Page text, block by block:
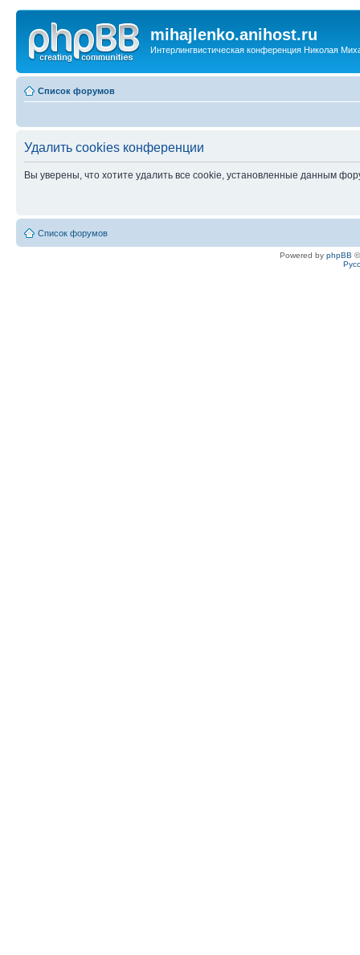
mihajlenko.anihost.ru
Интерлингвистическая конференция Николая
Список форумов
Удалить cookies конференции
Вы уверены, что хотите удалить все cookie, установленные данным
Список форумов
Powered by phpBB